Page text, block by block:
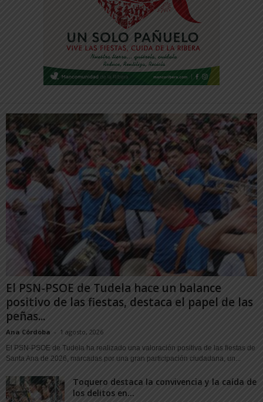
El PSN-PSOE de Tudela hace un balance
positivo de las fiestas, destaca el papel de las
peñas...
Ana Córdoba - 1 agosto, 2026
El PSN-PSOE de Tudela ha realizado una valoración positiva de las fiestas de
Santa Ana de 2026, marcadas por una gran participación ciudadana, un...
Toquero destaca la convivencia y la caída de
los delitos en...